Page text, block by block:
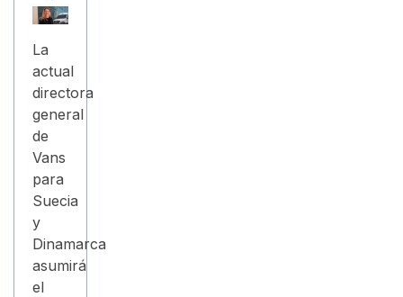
La
actual
directora
general
de
Vans
para
Suecia
y
Dinamarca
asumirá
el